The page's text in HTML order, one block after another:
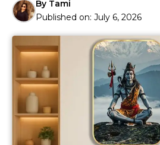
By Tami
Published on: July 6, 2026